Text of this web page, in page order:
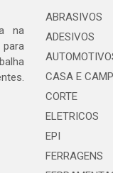
na
ABRASIVOS
ADESIVOS
CASA E
CORTE
ELETRICOS
EPI
FERRAGENS